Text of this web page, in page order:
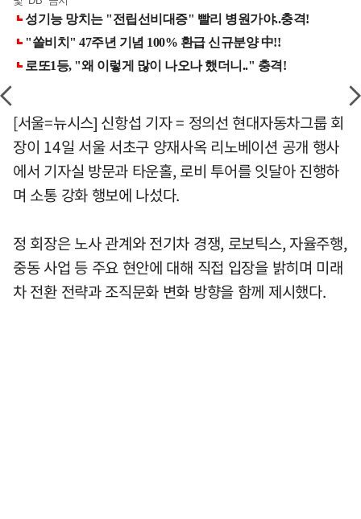
[서울=뉴시스] 신항섭 기자 = 정의선 현대자동차그룹 회
장이 14일 서울 서초구 양재사옥 리노베이션 공개 행사
에서 기자실 방문과 타운홀, 로비 투어를 잇달아 진행하
며 소통 강화 행보에 나섰다.
정 회장은 노사 관계와 전기차 경쟁, 로보틱스, 자율주행,
중동 사업 등 주요 현안에 대해 직접 입장을 밝히며 미래
차 전환 전략과 조직문화 변화 방향을 함께 제시했다.